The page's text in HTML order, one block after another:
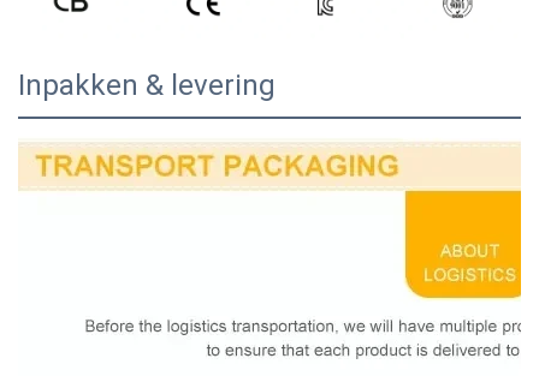
Inpakken & levering